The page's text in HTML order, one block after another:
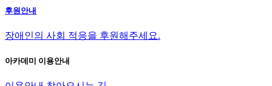
후원안내
장애인의 사회 적응을 후원해주세요.
아카데미 이용안내